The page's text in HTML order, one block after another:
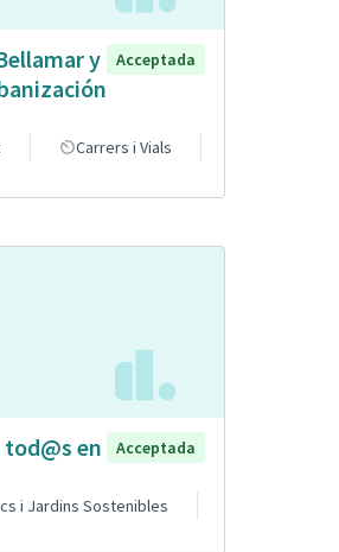
y
Acceptada
Carrers i Vials
en
Acceptada
i Jardins Sostenibles